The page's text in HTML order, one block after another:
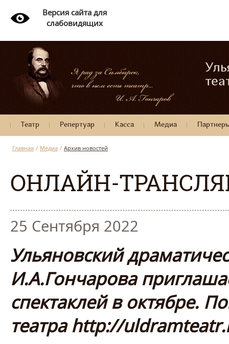
Версия сайта для
слабовидящих
Театр Репертуар Касса Медиа
Главная / Медиа / Архив новостей
ОНЛАЙН-
25 Сентября 2022
Ульяновский
И.А.Гончарова
спектаклей в октябре.
театра http://